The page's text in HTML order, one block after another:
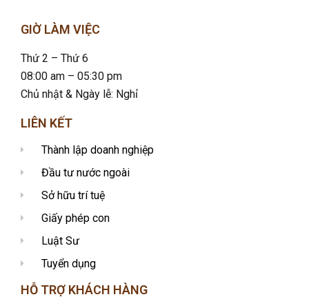
GIỜ LÀM VIỆC
Thứ 2 – Thứ 6
08:00 am – 05:30 pm
Chủ nhật & Ngày lễ: Nghỉ
LIÊN KẾT
Thành lập doanh nghiệp
Đầu tư nước ngoài
Sở hữu trí tuệ
Giấy phép con
Luật Sư
Tuyển dụng
HỖ TRỢ KHÁCH HÀNG